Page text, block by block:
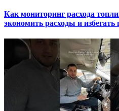
Как мониторинг расхода
экономить расходы и избегать